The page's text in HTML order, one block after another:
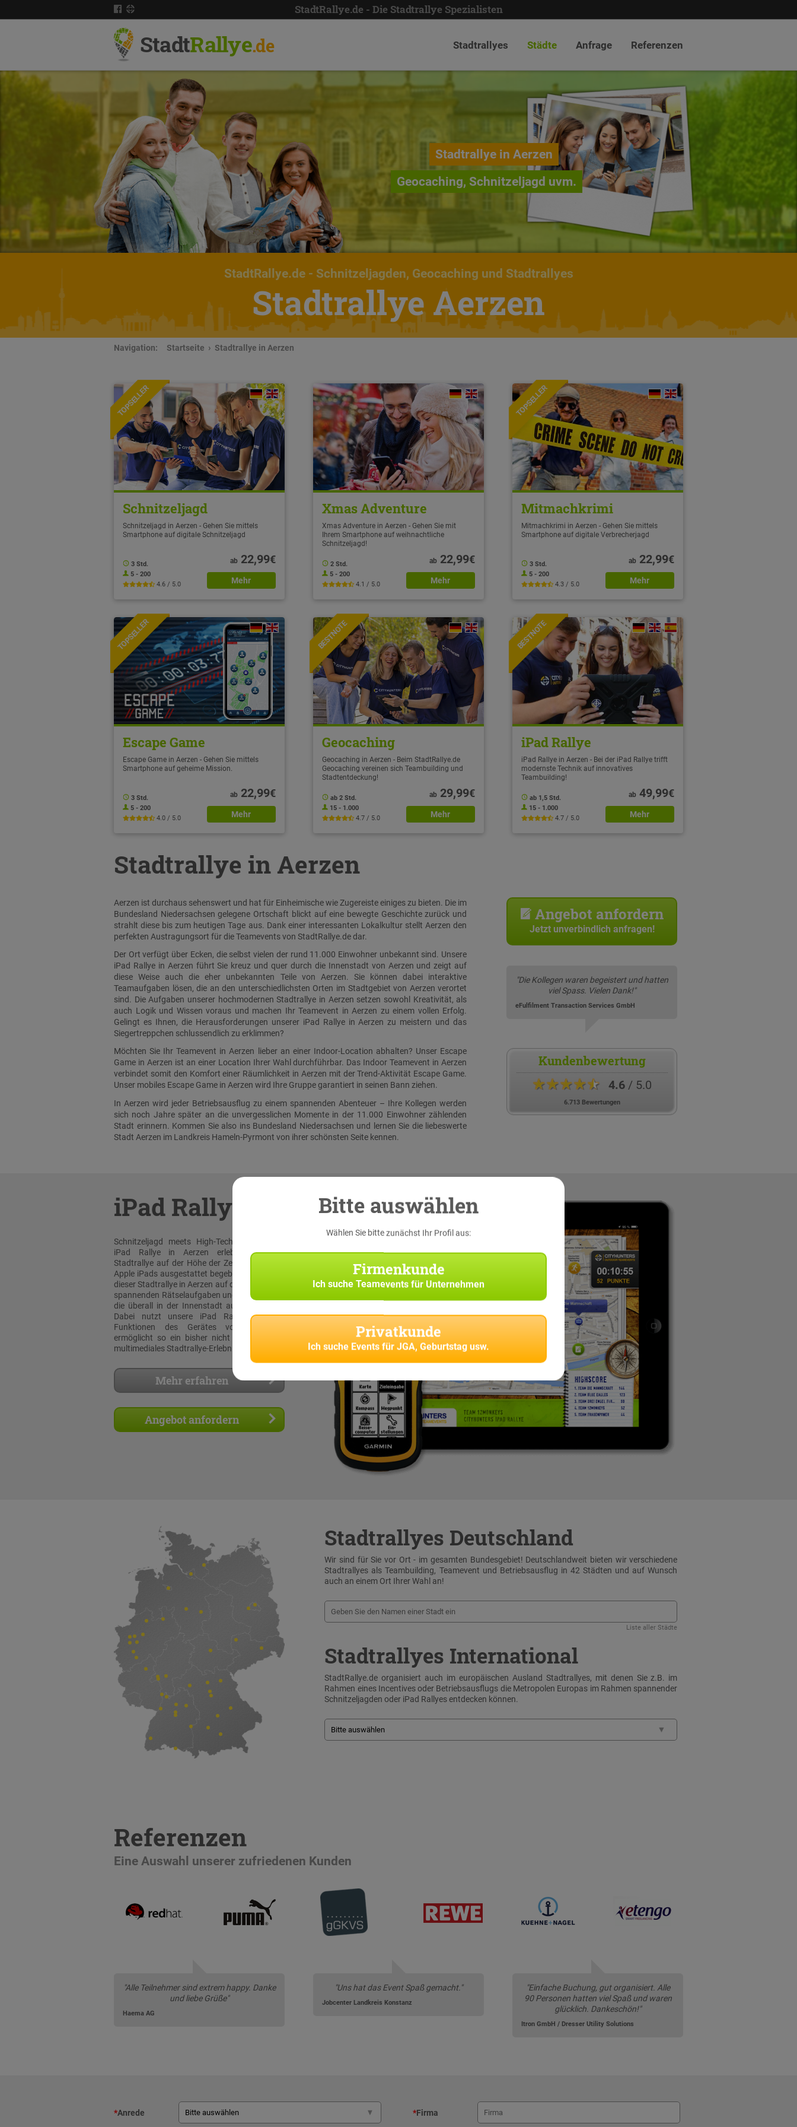
StadtRallye.de - Die Stadtrallye Spezialisten
StadtRallye.de Stadtrallyes Städte Anfrage Referenzen
Stadtrallye in Aerzen
Geocaching, Schnitzeljagd uvm.
StadtRallye.de- Schnitzeljagden, Geocaching und Stadtrallyes
Stadtrallye Aerzen
Navigation: Startseite Stadtrallye in Aerzen
TOPSELLER
Schnitzeljagd
Schnitzeljagd in Aerzen - Gehen Sie mittels
Smartphone auf digitale Schnitzeljagd
3 Std.
5 - 200
4.6 / 5.0
ab22,99€
Mehr
Xmas Adventure
Xmas Adventure in Aerzen - Gehen Sie mit
Ihrem Smartphone auf weihnachtliche
Schnitzeljagd!
2 Std.
5 - 200
4.1 / 5.0
ab22,99€
Mehr
TOPSELLER
Mitmachkrimi
Mitmachkrimi in Aerzen - Gehen Sie mittels
Smartphone auf digitale Verbrecherjagd
3 Std.
5 - 200
4.3 / 5.0
ab22,99€
Mehr
NEU
TOPSELLER
Escape Game
Escape Game in Aerzen - Gehen Sie mittels
Smartphone auf geheime Mission.
3 Std.
5 - 200
4.0 / 5.0
ab22,99€
Mehr
BESTNOTE
Geocaching
Geocaching in Aerzen - Beim StadtRallye.de
Geocaching vereinen sich Teambuilding und
Stadtentdeckung!
ab 2 Std.
15 - 1.000
4.7 / 5.0
ab29,99€
Mehr
BESTNOTE
iPad Rallye
iPad Rallye in Aerzen - Bei der iPad Rallye trifft
modernste Technik auf innovatives
Teambuilding!
ab 1,5 Std.
15 - 1.000
4.7 / 5.0
ab49,99€
Mehr
Stadtrallye in Aerzen
Aerzen ist durchaus sehenswert und hat für Einheimische wie Zugereiste einiges zu bieten. Die im
Bundesland Niedersachsen gelegene Ortschaft blickt auf eine bewegte Geschichte zurück und
strahlt diese bis zum heutigen Tage aus. Dank einer interessanten Lokalkultur stellt Aerzen den
perfekten Austragungsort für die Teamevents von StadtRallye.de dar.
Der Ort verfügt über Ecken, die selbst vielen der rund 11.000 Einwohner unbekannt sind. Unsere
iPad Rallye in Aerzen führt Sie kreuz und quer durch die Innenstadt von Aerzen und zeigt auf
diese Weise auch die eher unbekannten Teile von Aerzen. Sie können dabei interaktive
Teamaufgaben lösen, die an den unterschiedlichsten Orten im Stadtgebiet von Aerzen verortet
sind. Die Aufgaben unserer hochmodernen Stadtrallye in Aerzen setzen sowohl Kreativität, als
auch Logik und Wissen voraus und machen Ihr Teamevent in Aerzen zu einem vollen Erfolg.
Gelingt es Ihnen, die Herausforderungen unserer iPad Rallye in Aerzen zu meistern und das
Siegertreppchen schlussendlich zu erklimmen?
Möchten Sie Ihr Teamevent in Aerzen lieber an einer Indoor-Location abhalten? Unser Escape
Game in Aerzen ist an einer Location Ihrer Wahl durchführbar. Das Indoor Teamevent in Aerzen
verbindet somit den Komfort einer Räumlichkeit in Aerzen mit der Trend-Aktivität Escape Game.
Unser mobiles Escape Game in Aerzen wird Ihre Gruppe garantiert in seinen Bann ziehen.
In Aerzen wird jeder Betriebsausflug zu einem spannenden Abenteuer – Ihre Kollegen werden
sich noch Jahre später an die unvergesslichen Momente in der 11.000 Einwohner zählenden
Stadt erinnern. Kommen Sie also ins Bundesland Niedersachsen und lernen Sie die liebeswerte
Stadt Aerzen im Landkreis Hameln-Pyrmont von ihrer schönsten Seite kennen.
Angebot anfordern
Jetzt unverbindlich anfragen!
"Die Kollegen waren begeistert und hatten
viel Spass. Vielen Dank!"
eFulfilment Transaction Services GmbH
Kundenbewertung
★★★★★ 4.6/ 5.0
6.713 Bewertungen
iPad Rallye
Schnitzeljagd meets High-Tech: Bei unserer
iPad Rallye in Aerzen erleben sie eine
Stadtrallye auf der Höhe der Zeit! Mit original
Apple iPads ausgestattet begeben Sie sich bei
dieser Stadtrallye in Aerzen auf die Suche nach
spannenden Rätselaufgaben und Team-Tasks,
die überall in der Innenstadt auf Sie warten.
Dabei nutzt unsere iPad Rallye App die
Funktionen des Gerätes voll aus und
ermöglicht so ein bisher nicht dagewesenes
multimediales Stadtrallye-Erlebnis!
Mehr erfahren
Angebot anfordern
Stadtrallyes Deutschland
Wir sind für Sie vor Ort - im gesamten Bundesgebiet! Deutschlandweit bieten wir verschiedene
Stadtrallyes als Teambuilding, Teamevent und Betriebsausflug in 42 Städten und auf Wunsch
auch an einem Ort Ihrer Wahl an!
Liste aller Städte
Stadtrallyes International
StadtRallye.de organisiert auch im europäischen Ausland Stadtrallyes, mit denen Sie z.B. im
Rahmen eines Incentives oder Betriebsausflugs die Metropolen Europas im Rahmen spannender
Schnitzeljagden oder iPad Rallyes entdecken können.
Referenzen
Eine Auswahl unserer zufriedenen Kunden
"Alle Teilnehmer sind extrem happy. Danke
und liebe Grüße"
Haema AG
"Uns hat das Event Spaß gemacht."
Jobcenter Landkreis Konstanz
"Einfache Buchung, gut organisiert. Alle
90 Personen hatten viel Spaß und waren
glücklich. Dankeschön!"
Itron GmbH / Dresser Utility Solutions
*Anrede *Firma
Bitte auswählen
Wählen Sie bitte zunächst Ihr Profil aus:
Firmenkunde
Ich suche Teamevents für Unternehmen
Privatkunde
Ich suche Events für JGA, Geburtstag usw.